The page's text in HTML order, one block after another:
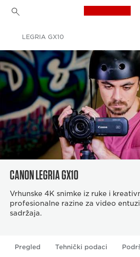
Canon
Videokamere i kamkorderi
LEGRIA GX10
CANON LEGRIA GX10
Vrhunske 4K snimke iz ruke i
profesionalne razine za video
sadržaja.
Pregled Tehnički podaci